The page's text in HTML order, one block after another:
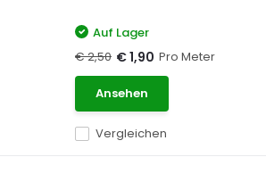
Vergleichen
Auf Lager
€ 2,50 € 1,90 Pro Meter
Ansehen